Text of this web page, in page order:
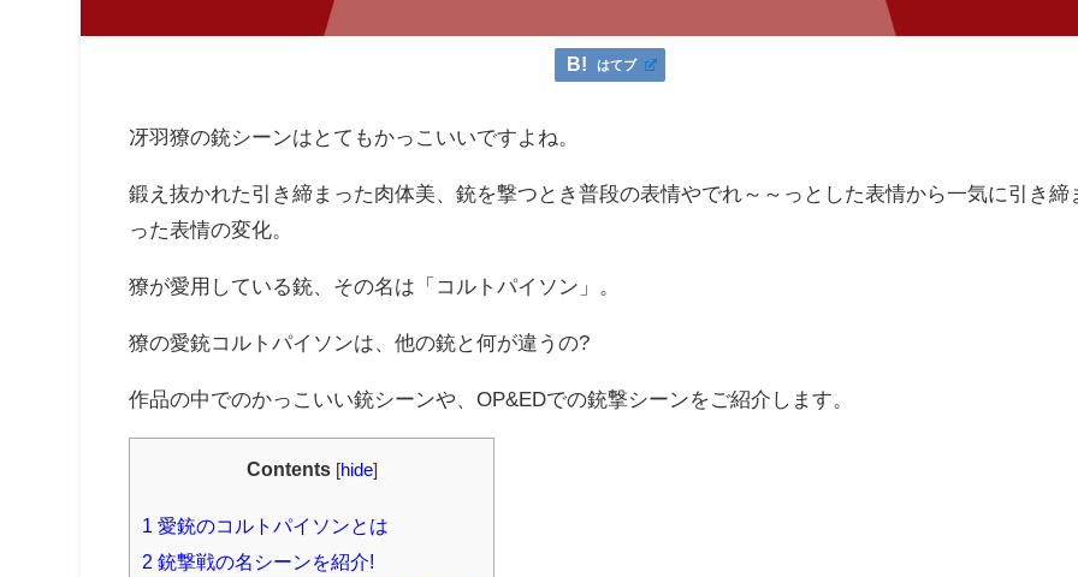
はてブ
冴羽獠の銃シーンはとてもかっこいいですよね。
鍛え抜かれた引き締まった肉体美、銃を撃つとき普段の表情やでれ～～っとした表情から一気に引き締
った表情の変化。
獠が愛用している銃、その名は「コルトパイソン」。
獠の愛銃コルトパイソンは、他の銃と何が違うの?
作品の中でのかっこいい銃シーンや、OP&EDでの銃撃シーンをご紹介します。
Contents hide]
1 愛銃のコルトパイソンとは
2 銃撃戦の名シーンを紹介!